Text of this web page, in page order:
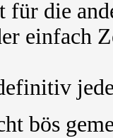
für die
einfach
bös